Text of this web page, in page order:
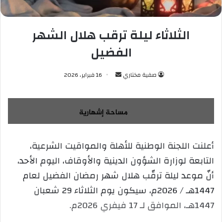
الثلاثاء ليلة ترقب هلال الشهر
الفضيل
صفية مختاري
س
ل
ب
ي
د
ا
إ
ل
ك
16 فبراير، 2026
أعلنت اللجنة الوطنية للأهلة والمواقيت الشرعية،
التابعة لوزارة الشؤون الدينية والأوقاف، اليوم الأحد،
أنّ موعد ليلة ترقّب هلال شهر رمضان الفضيل لعام
1447هـ / 2026م، سيكون يوم الثلاثاء 29 شعبان
1447هـ، الموافق لـ 17 فيفري 2026م.